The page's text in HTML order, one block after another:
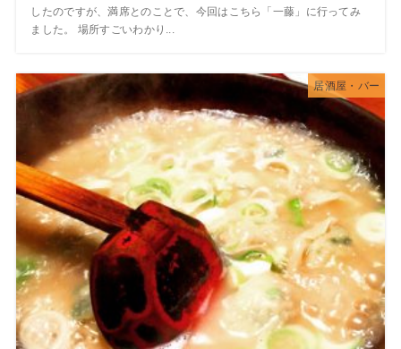
したのですが、満席とのことで、今回はこちら「一藤」に行ってみ
ました。 場所すごいわかり...
居酒屋・バー